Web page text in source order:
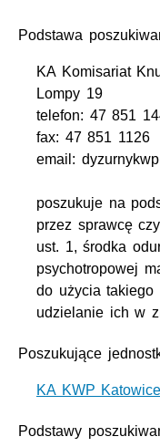
Podstawa
KA Komisariat
Lompy 19
telefon: 47 851
fax: 47 851 1126
email:
poszukuje na
przez sprawcę
ust. 1, środka
psychotropowej
do użycia takiego
udzielanie ich w
Poszukujące
KA KWP Katowice
Podstawy